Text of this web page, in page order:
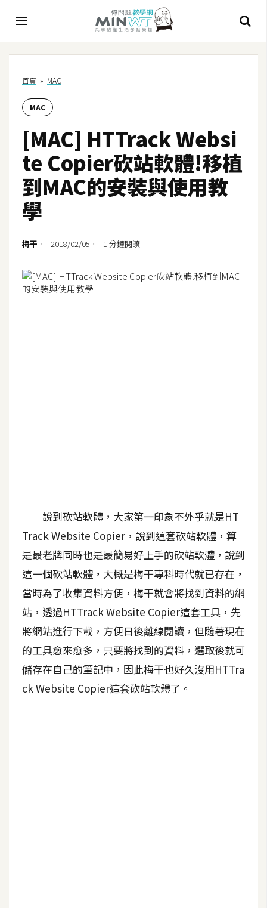
I
A
工
具
C
h
a
t
P
A
I
應
用
設
計
網
站
首頁 » MAC
MAC
[MAC] HTTrack Websi
te Copier砍站軟體!移植
到MAC的安裝與使用教
學
梅干 2018/02/05 1 分鐘閱讀
說到砍站軟體，大家第一印象不外乎就是HT
Track Website Copier，說到這套砍站軟體，算
是最老牌同時也是最簡易好上手的砍站軟體，說到
這一個砍站軟體，大概是梅干專科時代就已存在，
當時為了收集資料方便，梅干就會將找到資料的網
站，透過HTTrack Website Copier這套工具，先
將網站進行下載，方便日後離線閱讀，但隨著現在
的工具愈來愈多，只要將找到的資料，選取後就可
儲存在自己的筆記中，因此梅干也好久沒用HTTra
ck Website Copier這套砍站軟體了。